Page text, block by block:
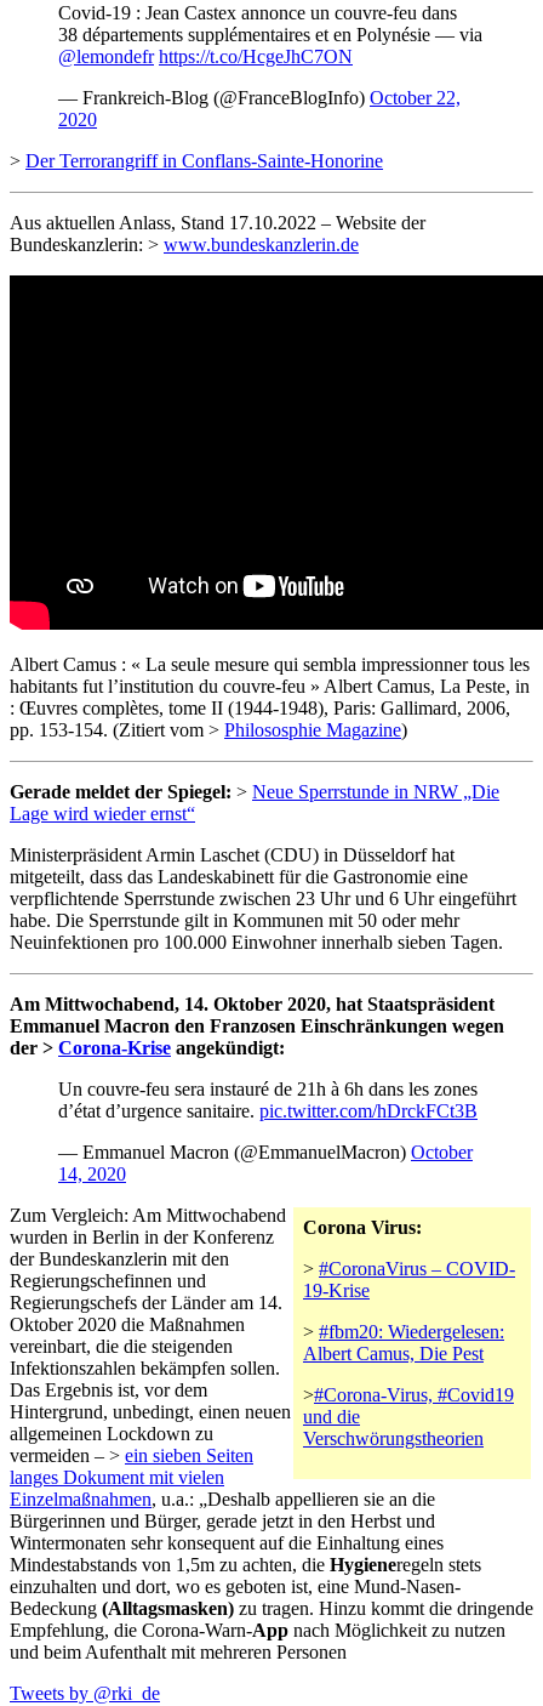
Covid-19 : Jean Castex annonce un couvre-feu dans
38 départements supplémentaires et en Polynésie — via
@lemondefr https://t.co/HcgeJhC7ON
— Frankreich-Blog (@FranceBlogInfo) October 22,
2020
> Der Terrorangriff in Conflans-Sainte-Honorine
Aus aktuellen Anlass, Stand 17.10.2022 – Website der
Bundeskanzlerin: > www.bundeskanzlerin.de
Albert Camus : « La seule mesure qui sembla impressionner tous les
habitants fut l’institution du couvre-feu » Albert Camus, La Peste, in
: Œuvres complètes, tome II (1944-1948), Paris: Gallimard, 2006,
pp. 153-154. (Zitiert vom > Philososphie Magazine)
Gerade meldet der Spiegel: > Neue Sperrstunde in NRW „Die
Lage wird wieder ernst“
Ministerpräsident Armin Laschet (CDU) in Düsseldorf hat
mitgeteilt, dass das Landeskabinett für die Gastronomie eine
verpflichtende Sperrstunde zwischen 23 Uhr und 6 Uhr eingeführt
habe. Die Sperrstunde gilt in Kommunen mit 50 oder mehr
Neuinfektionen pro 100.000 Einwohner innerhalb sieben Tagen.
Am Mittwochabend, 14. Oktober 2020, hat Staatspräsident
Emmanuel Macron den Franzosen Einschränkungen wegen
der > Corona-Krise angekündigt:
Un couvre-feu sera instauré de 21h à 6h dans les zones
d’état d’urgence sanitaire. pic.twitter.com/hDrckFCt3B
— Emmanuel Macron (@EmmanuelMacron) October
14, 2020
Corona Virus:
> #CoronaVirus – COVID-
19-Krise
> #fbm20: Wiedergelesen:
Albert Camus, Die Pest
>#Corona-Virus, #Covid19
und die
Verschwörungstheorien
Zum Vergleich: Am Mittwochabend
wurden in Berlin in der Konferenz
der Bundeskanzlerin mit den
Regierungschefinnen und
Regierungschefs der Länder am 14.
Oktober 2020 die Maßnahmen
vereinbart, die die steigenden
Infektionszahlen bekämpfen sollen.
Das Ergebnis ist, vor dem
Hintergrund, unbedingt, einen neuen
allgemeinen Lockdown zu
vermeiden – > ein sieben Seiten
langes Dokument mit vielen
Einzelmaßnahmen, u.a.: „Deshalb appellieren sie an die
Bürgerinnen und Bürger, gerade jetzt in den Herbst und
Wintermonaten sehr konsequent auf die Einhaltung eines
Mindestabstands von 1,5m zu achten, die Hygieneregeln stets
einzuhalten und dort, wo es geboten ist, eine Mund-Nasen-
Bedeckung (Alltagsmasken) zu tragen. Hinzu kommt die dringende
Empfehlung, die Corona-Warn-App nach Möglichkeit zu nutzen
und beim Aufenthalt mit mehreren Personen
Tweets by @rki_de